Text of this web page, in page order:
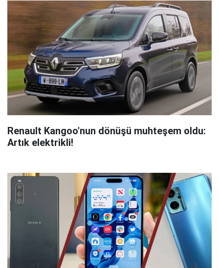
Renault Kangoo'nun dönüşü muhteşem oldu:
Artık elektrikli!